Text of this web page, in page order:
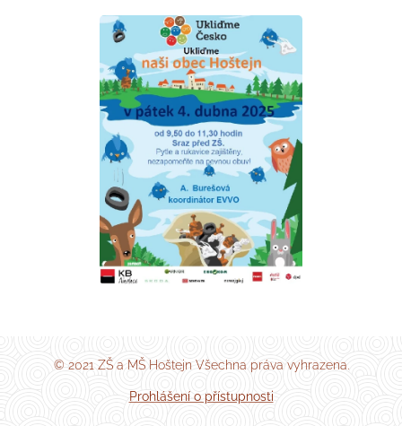
© 2021 ZŠ a MŠ Hoštejn Všechna práva vyhrazena.
Prohlášení o přístupnosti